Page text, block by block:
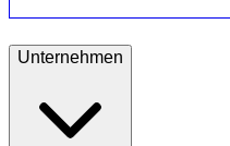
Unternehmen